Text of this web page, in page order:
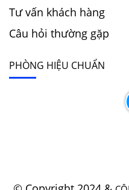
Tư vấn khách hàng
Câu hỏi thường gặp
PHÒNG HIỆU CHUẨN